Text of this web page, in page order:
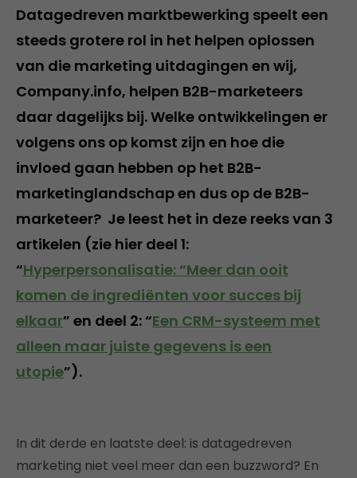
Datagedreven marktbewerking speelt een
steeds grotere rol in het helpen oplossen
van die marketing uitdagingen en wij,
Company.info, helpen B2B-marketeers
daar dagelijks bij. Welke ontwikkelingen er
volgens ons op komst zijn en hoe die
invloed gaan hebben op het B2B-
marketinglandschap en dus op de B2B-
marketeer? Je leest het in deze reeks van 3
artikelen (zie hier deel 1:
“Hyperpersonalisatie: “Meer dan ooit
komen de ingrediënten voor succes bij
elkaar” en deel 2: “Een CRM-systeem met
alleen maar juiste gegevens is een
utopie”).
In dit derde en laatste deel: is datagedreven
marketing niet veel meer dan een buzzword? En